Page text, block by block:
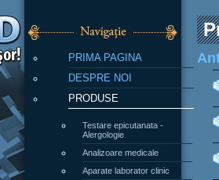
PRIMA PAGINA
DESPRE NOI
PRODUSE
Testare epicutanata -
Alergologie
Analizoare medicale
Aparate laborator clinic